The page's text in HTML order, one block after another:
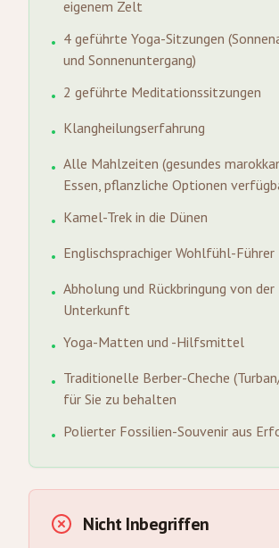
eigenem Zelt
• 4 geführte Yoga-Sitzungen
und Sonnenuntergang)
• 2 geführte Meditationssitzungen
• Klangheilungserfahrung
• Alle Mahlzeiten (gesundes
Essen, pflanzliche Optionen
• Kamel-Trek in die Dünen
• Englischsprachiger Wohlfühl-Führer
• Abholung und Rückbringung von
Unterkunft
• Yoga-Matten und -Hilfsmittel
• Traditionelle Berber-Cheche
für Sie zu behalten
• Polierter Fossilien-Souvenir aus
Nicht Inbegriffen